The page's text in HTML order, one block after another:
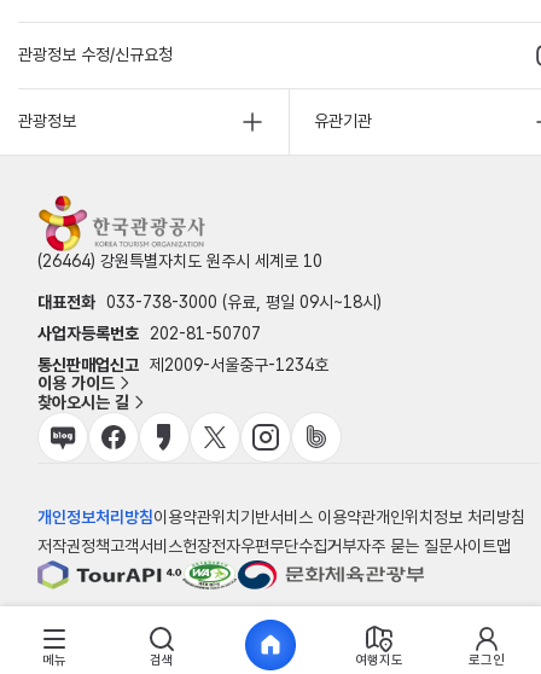
관광정보 수정/신규요청
관광정보 유관기관
(26464) 강원특별자치도 원주시 세계로 10
대표전화 033-738-3000 (유료, 평일 09시~18시)
사업자등록번호
202-81-50707
통신판매업신고 제2009-서울중구-1234호
이용 가이드
찾아오시는 길
개인정보처리방침이용약관위치기반서비스 이용약관개인위치정보 처리방침
저작권정책고객서비스헌장전자우편무단수집거부자주 묻는 질문사이트맵
© 한국관광공사
메뉴 검색 여행지도 로그인